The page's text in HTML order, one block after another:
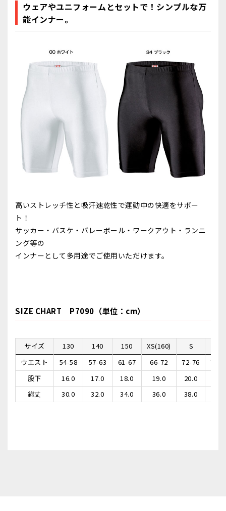
ウェアやユニフォームとセットで！シンプルな万
能インナー。
高いストレッチ性と吸汗速乾性で運動中の快適をサポー
ト！
サッカー・バスケ・バレーボール・ワークアウト・ランニ
ング等の
インナーとして多用途でご使用いただけます。
SIZE CHART P7090（単位：cm）
サイズ 130 140 150 XS(160) S
ウエスト
54-58 57-63 61-67 66-72 72-76
76-
股下
16.0 17.0 18.0 19.0 20.0
総丈
30.0 32.0 34.0 36.0 38.0